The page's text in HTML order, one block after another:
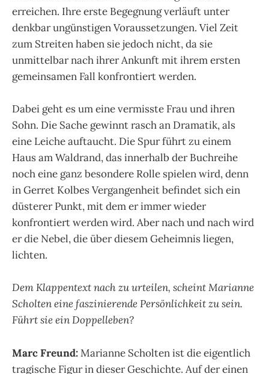
erreichen. Ihre erste Begegnung verläuft unter
denkbar ungünstigen Voraussetzungen. Viel Zeit
zum Streiten haben sie jedoch nicht, da sie
unmittelbar nach ihrer Ankunft mit ihrem ersten
gemeinsamen Fall konfrontiert werden.
Dabei geht es um eine vermisste Frau und ihren
Sohn. Die Sache gewinnt rasch an Dramatik, als
eine Leiche auftaucht. Die Spur führt zu einem
Haus am Waldrand, das innerhalb der Buchreihe
noch eine ganz besondere Rolle spielen wird, denn
in Gerret Kolbes Vergangenheit befindet sich ein
düsterer Punkt, mit dem er immer wieder
konfrontiert werden wird. Aber nach und nach wird
er die Nebel, die über diesem Geheimnis liegen,
lichten.
Dem Klappentext nach zu urteilen, scheint Marianne
Scholten eine faszinierende Persönlichkeit zu sein.
Führt sie ein Doppelleben?
Marc Freund:Marianne Scholten ist die eigentlich
tragische Figur in dieser Geschichte. Auf der einen